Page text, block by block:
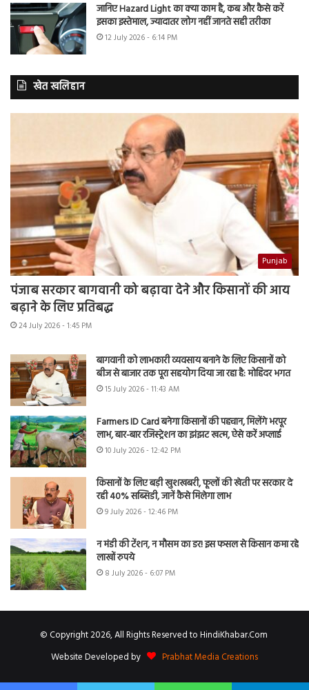
जानिए Hazard Light का क्या काम है, कब और कैसे करें
इसका इस्तेमाल, ज्यादातर लोग नहीं जानते सही तरीका
12 July 2026 - 6:14 PM
खेत खलिहान
Punjab
पंजाब सरकार बागवानी को बढ़ावा देने और किसानों की आय
बढ़ाने के लिए प्रतिबद्ध
24 July 2026 - 1:45 PM
बागवानी को लाभकारी व्यवसाय बनाने के लिए किसानों को
बीज से बाजार तक पूरा सहयोग दिया जा रहा है: मोहिंदर भगत
15 July 2026 - 11:43 AM
Farmers ID Card बनेगा किसानों की पहचान, मिलेंगे भरपूर
लाभ, बार-बार रजिस्ट्रेशन का झंझट खत्म, ऐसे करें अप्लाई
10 July 2026 - 12:42 PM
किसानों के लिए बड़ी खुशखबरी, फूलों की खेती पर सरकार दे
रही 40% सब्सिडी, जानें कैसे मिलेगा लाभ
9 July 2026 - 12:46 PM
न मंडी की टेंशन, न मौसम का डर! इस फसल से किसान कमा रहे
लाखों रुपये
8 July 2026 - 6:07 PM
© Copyright 2026, All Rights Reserved to HindiKhabar.Com
Website Developed by
Prabhat Media Creations